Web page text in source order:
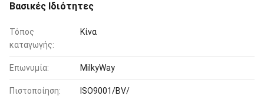
Βασικές Ιδιότητες
Τόπος
καταγωγής:
Κίνα
Επωνυμία: MilkyWay
Πιστοποίηση: ISO9001/BV/